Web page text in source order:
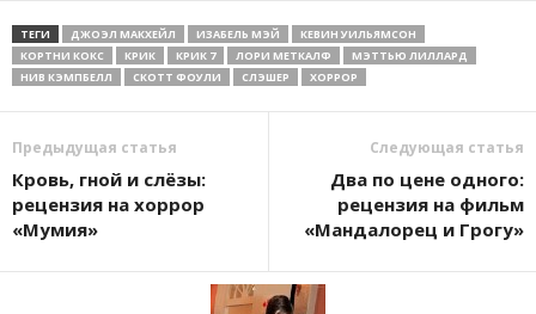
ТЕГИ ДЖОЭЛ МАКХЕЙЛ ИЗАБЕЛЬ МЭЙ
КЕВИН УИЛЬЯМСОН
КОРТНИ КОКС
КРИК КРИК 7 ЛОРИ МЕТКАЛФ
МЭТТЬЮ ЛИЛЛАРД
НИВ КЭМПБЕЛЛ
СКОТТ ФОУЛИ СЛЭШЕР ХОРРОР
Предыдущая статья
Кровь, гной и слёзы:
рецензия на хоррор
«Мумия»
Следующая статья
Два по цене одного:
рецензия на фильм
«Мандалорец и Грогу»